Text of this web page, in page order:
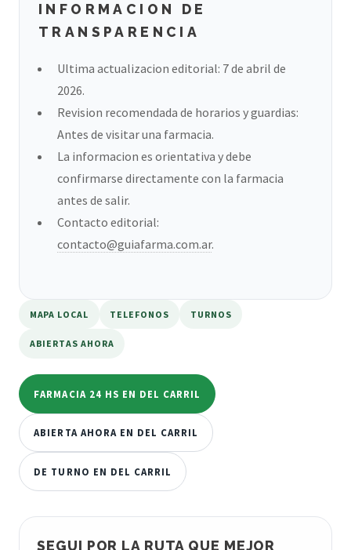
INFORMACION DE
TRANSPARENCIA
Ultima actualizacion editorial: 7 de abril de
2026.
Revision recomendada de horarios y guardias:
Antes de visitar una farmacia.
La informacion es orientativa y debe
confirmarse directamente con la farmacia
antes de salir.
Contacto editorial:
contacto@guiafarma.com.ar.
MAPA LOCAL TELEFONOS TURNOS
ABIERTAS AHORA
FARMACIA 24 HS EN DEL CARRIL
ABIERTA AHORA EN DEL CARRIL
DE TURNO EN DEL CARRIL
SEGUI POR LA RUTA QUE MEJOR